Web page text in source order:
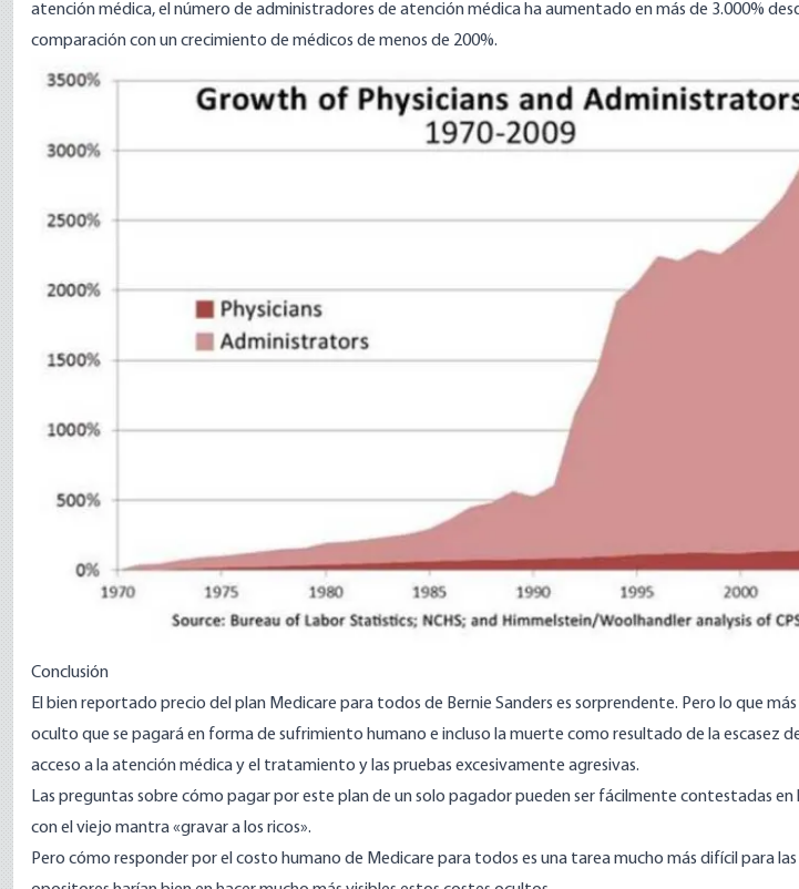
atención médica, el número de administradores de atención médica ha aumentado en más de 3.000%
comparación con un crecimiento de médicos de menos de 200%.
Image
Conclusión
El bien reportado precio del plan Medicare para todos de Bernie Sanders es sorprendente. Pero lo que
oculto que se pagará en forma de sufrimiento humano e incluso la muerte como resultado de la escasez
acceso a la atención médica y el tratamiento y las pruebas excesivamente agresivas.
Las preguntas sobre cómo pagar por este plan de un solo pagador pueden ser fácilmente contestadas en
con el viejo mantra «gravar a los ricos».
Pero cómo responder por el costo humano de Medicare para todos es una tarea mucho más difícil para las